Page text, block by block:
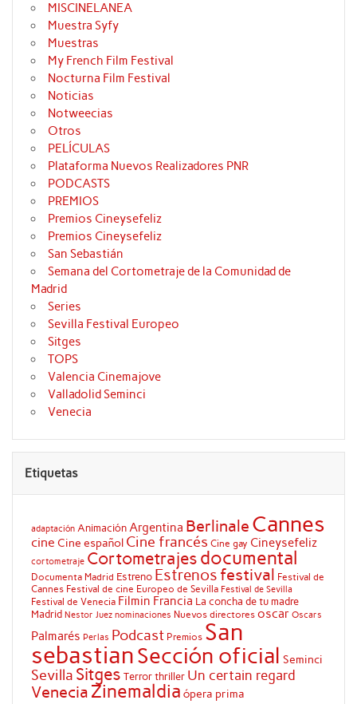
MISCINELANEA
Muestra Syfy
Muestras
My French Film Festival
Nocturna Film Festival
Noticias
Notweecias
Otros
PELÍCULAS
Plataforma Nuevos Realizadores PNR
PODCASTS
PREMIOS
Premios Cineysefeliz
Premios Cineysefeliz
San Sebastián
Semana del Cortometraje de la Comunidad de
Madrid
Series
Sevilla Festival Europeo
Sitges
TOPS
Valencia Cinemajove
Valladolid Seminci
Venecia
Etiquetas
adaptación AnimaciónArgentina Berlinale Cannes
cine Cine español Cine francés Cine gay Cineysefeliz
cortometraje Cortometrajes documental
Documenta Madrid Estreno Estrenos festival Festival de
Cannes Festival de cine Europeo de Sevilla Festival de Sevilla
Festival de Venecia Filmin Francia La concha de tu madre
Madrid Nestor Juez nominaciones Nuevos directores oscar Oscars
Palmarés Perlas Podcast Premios San
sebastianSección oficial Seminci
Sevilla Sitges Terrorthriller Un certain regard
Venecia Zinemaldia ópera prima